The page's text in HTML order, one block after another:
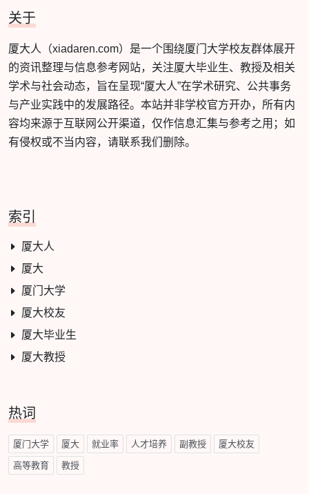
关于
厦大人（xiadaren.com）是一个围绕厦门大学校友群体展开
的资讯整理与信息参考网站，关注厦大毕业生、教授及相关
学术与社会动态，旨在呈现“厦大人”在学术研究、公共事务
与产业实践中的发展路径。本站并非学校官方开办，所有内
容均来源于互联网公开渠道，仅作信息汇集与参考之用；如
有侵权或不当内容，请联系我们删除。
索引
厦大人
厦大
厦门大学
厦大校友
厦大毕业生
厦大教授
热词
厦门大学 厦大 就业率 人才培养 副教授 厦大校友
高等教育 教授